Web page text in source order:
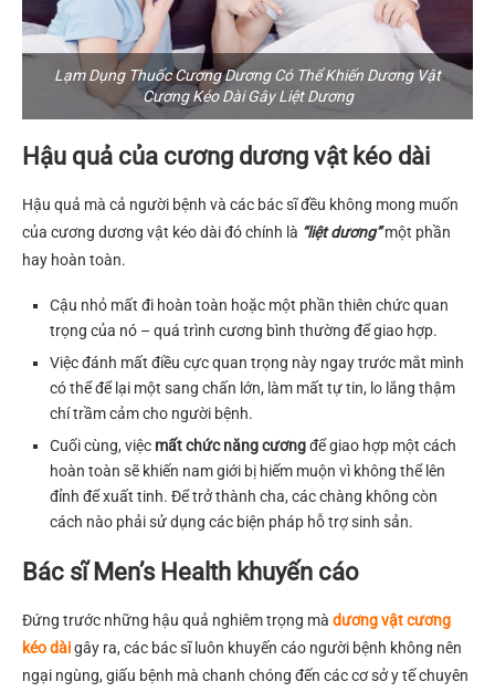
Lạm Dụng Thuốc Cương Dương Có Thể Khiến Dương Vật
Cương Kéo Dài Gây Liệt Dương
Hậu quả của cương dương vật kéo dài
Hậu quả mà cả người bệnh và các bác sĩ đều không mong muốn
của cương dương vật kéo dài đó chính là “liệt dương”một phần
hay hoàn toàn.
Cậu nhỏ mất đi hoàn toàn hoặc một phần thiên chức quan
trọng của nó – quá trình cương bình thường để giao hợp.
Việc đánh mất điều cực quan trọng này ngay trước mắt mình
có thể để lại một sang chấn lớn, làm mất tự tin, lo lắng thậm
chí trầm cảm cho người bệnh.
Cuối cùng, việc mất chức năng cươngđể giao hợp một cách
hoàn toàn sẽ khiến nam giới bị hiếm muộn vì không thể lên
đỉnh để xuất tinh. Để trở thành cha, các chàng không còn
cách nào phải sử dụng các biện pháp hỗ trợ sinh sản.
Bác sĩ Men’s Health khuyến cáo
Đứng trước những hậu quả nghiêm trọng mà dương vật cương
kéo dàigây ra, các bác sĩ luôn khuyến cáo người bệnh không nên
ngại ngùng, giấu bệnh mà chanh chóng đến các cơ sở y tế chuyên